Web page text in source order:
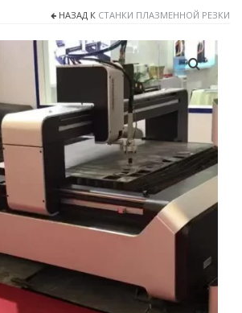
НАЗАД К СТАНКИ ПЛАЗМЕННОЙ РЕЗКИ